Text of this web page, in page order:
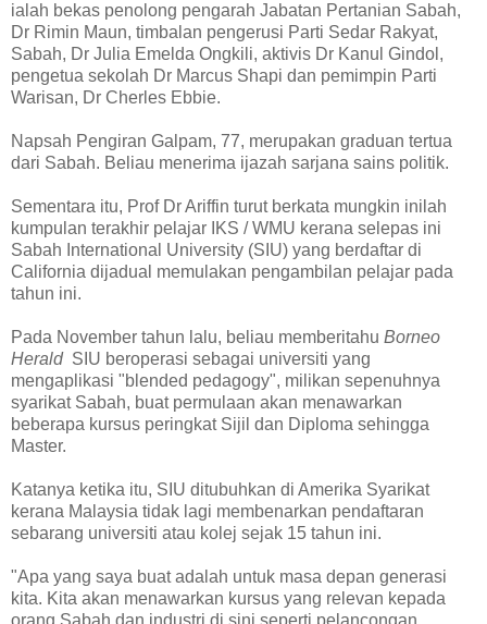
ialah bekas penolong pengarah Jabatan Pertanian Sabah,
Dr Rimin Maun, timbalan pengerusi Parti Sedar Rakyat,
Sabah, Dr Julia Emelda Ongkili, aktivis Dr Kanul Gindol,
pengetua sekolah Dr Marcus Shapi dan pemimpin Parti
Warisan, Dr Cherles Ebbie.
Napsah Pengiran Galpam, 77, merupakan graduan tertua
dari Sabah. Beliau menerima ijazah sarjana sains politik.
Sementara itu, Prof Dr Ariffin turut berkata mungkin inilah
kumpulan terakhir pelajar IKS / WMU kerana selepas ini
Sabah International University (SIU) yang berdaftar di
California dijadual memulakan pengambilan pelajar pada
tahun ini.
Pada November tahun lalu, beliau memberitahu Borneo
Herald SIU beroperasi sebagai universiti yang
mengaplikasi "blended pedagogy", milikan sepenuhnya
syarikat Sabah, buat permulaan akan menawarkan
beberapa kursus peringkat Sijil dan Diploma sehingga
Master.
Katanya ketika itu, SIU ditubuhkan di Amerika Syarikat
kerana Malaysia tidak lagi membenarkan pendaftaran
sebarang universiti atau kolej sejak 15 tahun ini.
"Apa yang saya buat adalah untuk masa depan generasi
kita. Kita akan menawarkan kursus yang relevan kepada